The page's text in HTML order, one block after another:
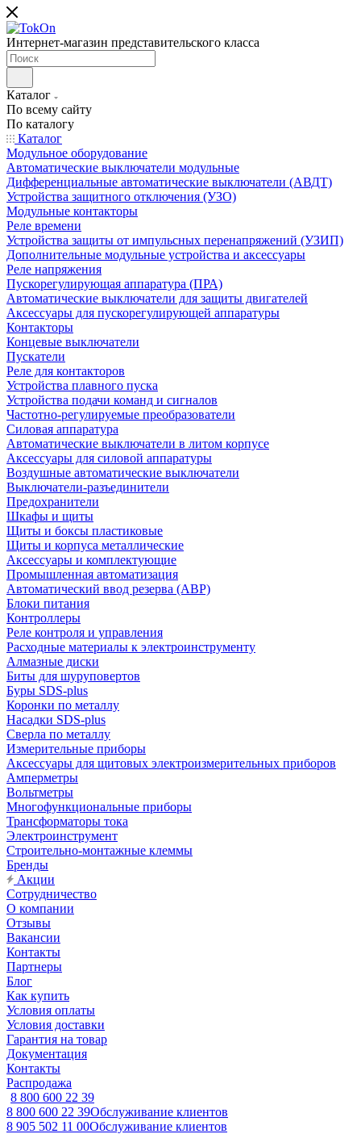
Интернет-магазин представительского класса
Каталог
По всему сайту
По каталогу
Каталог
Модульное оборудование
Автоматические выключатели модульные
Дифференциальные автоматические выключатели (АВДТ)
Устройства защитного отключения (УЗО)
Модульные контакторы
Реле времени
Устройства защиты от импульсных перенапряжений (УЗИП)
Дополнительные модульные устройства и аксессуары
Реле напряжения
Пускорегулирующая аппаратура (ПРА)
Автоматические выключатели для защиты двигателей
Аксессуары для пускорегулирующей аппаратуры
Контакторы
Концевые выключатели
Пускатели
Реле для контакторов
Устройства плавного пуска
Устройства подачи команд и сигналов
Частотно-регулируемые преобразователи
Силовая аппаратура
Автоматические выключатели в литом корпусе
Аксессуары для силовой аппаратуры
Воздушные автоматические выключатели
Выключатели-разъединители
Предохранители
Шкафы и щиты
Щиты и боксы пластиковые
Щиты и корпуса металлические
Аксессуары и комплектующие
Промышленная автоматизация
Автоматический ввод резерва (АВР)
Блоки питания
Контроллеры
Реле контроля и управления
Расходные материалы к электроинструменту
Алмазные диски
Биты для шуруповертов
Буры SDS-plus
Коронки по металлу
Насадки SDS-plus
Сверла по металлу
Измерительные приборы
Аксессуары для щитовых электроизмерительных приборов
Амперметры
Вольтметры
Многофункциональные приборы
Трансформаторы тока
Электроинструмент
Строительно-монтажные клеммы
Бренды
Акции
Сотрудничество
О компании
Отзывы
Вакансии
Контакты
Партнеры
Блог
Как купить
Условия оплаты
Условия доставки
Гарантия на товар
Документация
Контакты
Распродажа
8 800 600 22 39
8 800 600 22 39Обслуживание клиентов
8 905 502 11 00Обслуживание клиентов